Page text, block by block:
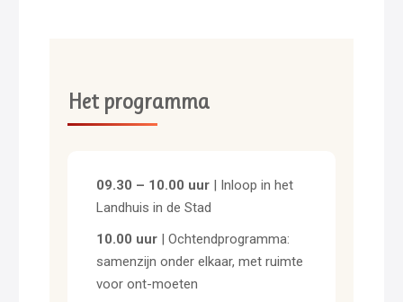
Het programma
09.30 – 10.00 uur | Inloop in het
Landhuis in de Stad
10.00 uur | Ochtendprogramma:
samenzijn onder elkaar, met ruimte
voor ont-moeten